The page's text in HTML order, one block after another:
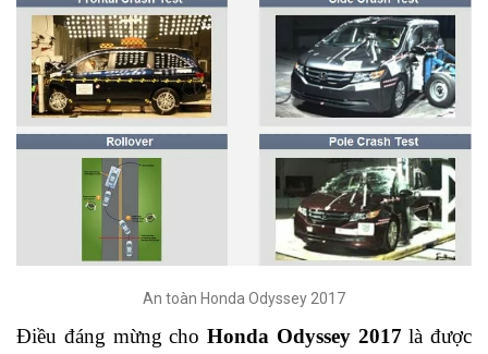
An toàn Honda Odyssey 2017
Điều đáng mừng cho Honda Odyssey 2017 là được